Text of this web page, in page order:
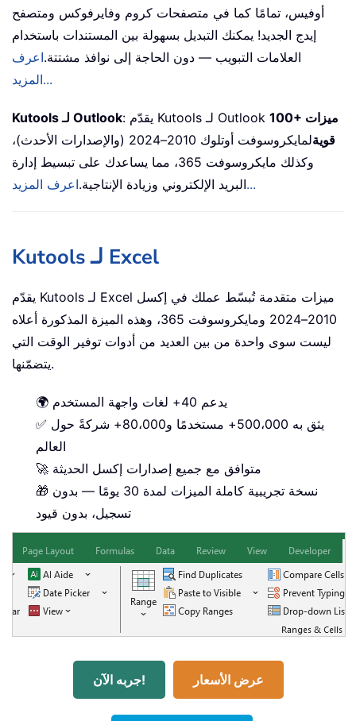
أوفيس، تمامًا كما في متصفحات كروم وفايرفوكس ومتصفح
إيدج الجديد! يمكنك التبديل بسهولة بين المستندات باستخدام
العلامات التبويب — دون الحاجة إلى نوافذ مشتتة.اعرف
المزيد...
Kutools لـ Outlook : يقدّم Kutools لـ Outlook 100+ ميزات
قوية
لمايكروسوفت أوتلوك 2010–2024 (والإصدارات الأحدث)،
وكذلك مايكروسوفت 365، مما يساعدك على تبسيط إدارة
البريد الإلكتروني وزيادة الإنتاجية.اعرف المزيد...
Kutools لـ Excel
يقدّم Kutools لـ Excel ميزات متقدمة تُبسّط عملك في إكسل
2010–2024 ومايكروسوفت 365، وهذه الميزة المذكورة أعلاه
ليست سوى واحدة من بين العديد من أدوات توفير الوقت التي
يتضمّنها.
🌍 يدعم 40+ لغات واجهة المستخدم
✅ يثق به 500،000+ مستخدمًا و80،000+ شركةً حول
العالم
🚀 متوافق مع جميع إصدارات إكسل الحديثة
🎁 نسخة تجريبية كاملة الميزات لمدة 30 يومًا — بدون
تسجيل، بدون قيود
جربه الآن! عرض الأسعار